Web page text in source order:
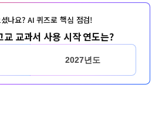
나요? AI 퀴즈로 핵심 점검!
교 교과서 사용 시작 연도는?
2027년도